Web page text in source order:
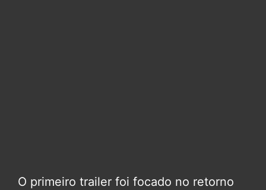
O primeiro trailer foi focado no retorno